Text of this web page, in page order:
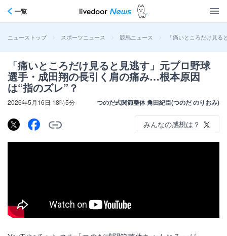
一覧
ニューストップ > スポーツニュース > 競馬ニュース > 「痛いところだけ見
「痛いところだけ見ると見逃す」元プロ野球
選手・成田翔の長引く肩の痛み…根本原因
は“指のズレ”？
2026年5月16日 18時5分 つのだ式関節整体 角田紀臣(つのだ のりおみ)
みんなの感想は？